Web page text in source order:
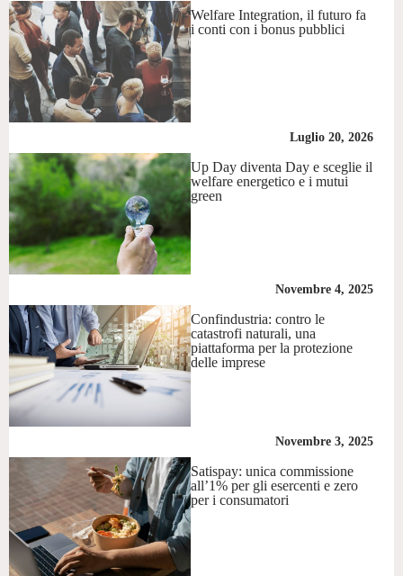
Welfare Integration, il futuro fa
i conti con i bonus pubblici
Luglio 20, 2026
Up Day diventa Day e sceglie il
welfare energetico e i mutui
green
Novembre 4, 2025
Confindustria: contro le
catastrofi naturali, una
piattaforma per la protezione
delle imprese
Novembre 3, 2025
Satispay: unica commissione
all’1% per gli esercenti e zero
per i consumatori